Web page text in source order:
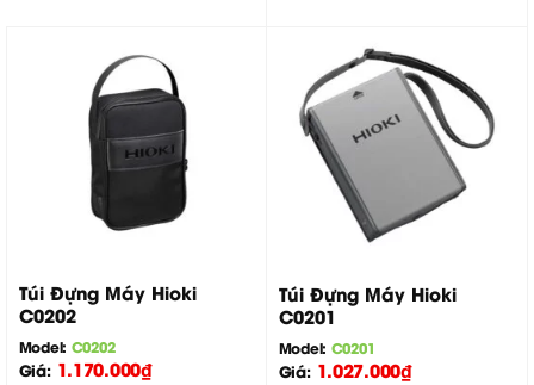
Túi Đựng Máy Hioki
C0202
Model: C0202
Giá: 1.170.000₫
Túi Đựng Máy Hioki
C0201
Model: C0201
Giá: 1.027.000₫